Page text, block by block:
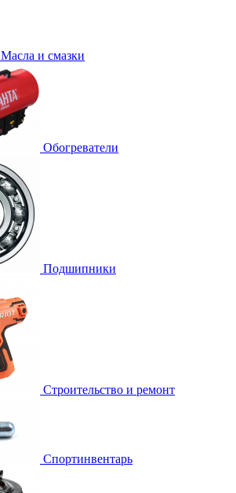
Масла и смазки
Обогреватели
Подшипники
Строительство и ремонт
Спортинвентарь